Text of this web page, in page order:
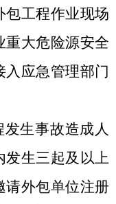
包工程作业现场
重大危险源安全
入应急管理部门
发生事故造成人
发生三起及以上
请外包单位注册